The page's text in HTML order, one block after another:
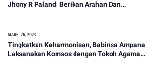
Jhony R Palandi Berikan Arahan Dan
MARET 26, 2023
Tingkatkan Keharmonisan, Babinsa Ampana
Laksanakan Komsos dengan Tokoh Agama